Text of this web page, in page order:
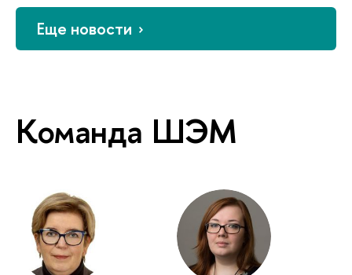
Еще новости
Команда ШЭМ